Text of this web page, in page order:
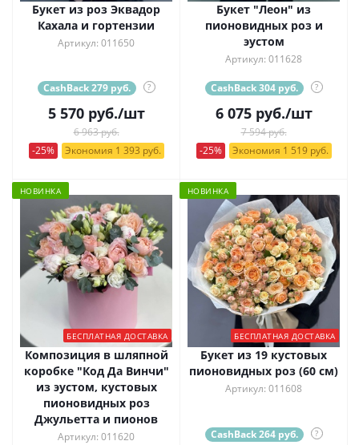
Букет из роз Эквадор
Кахала и гортензии
Артикул: 011650
CashBack 279 руб. ?
5 570руб./шт
6 963 руб.
-25%
Экономия 1 393 руб.
Букет "Леон" из
пионовидных роз и
эустом
Артикул: 011628
CashBack 304 руб. ?
6 075руб./шт
7 594 руб.
-25%
Экономия 1 519 руб.
НОВИНКА
БЕСПЛАТНАЯ ДОСТАВКА
Композиция в шляпной
коробке "Код Да Винчи"
из эустом, кустовых
пионовидных роз
Джульетта и пионов
Артикул: 011620
НОВИНКА
БЕСПЛАТНАЯ ДОСТАВКА
Букет из 19 кустовых
пионовидных роз (60 см)
Артикул: 011608
CashBack 264 руб. ?